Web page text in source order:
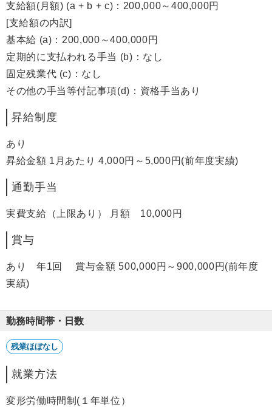
支給額(月額) (a + b + c)：200,000～400,000円
[支給額の内訳]
基本給 (a)：200,000～400,000円
定期的に支払われる手当 (b)：なし
固定残業代 (c)：なし
その他の手当等付記事項(d)：資格手当あり
昇給制度
あり
昇給金額 1月あたり 4,000円～5,000円(前年度実績)
通勤手当
実費支給（上限あり） 月額 10,000円
賞与
あり 年1回 賞与金額 500,000円～900,000円(前年度
実績)
勤務時間帯・日数
残業ほぼなし
就業方法
変形労働時間制(１年単位）